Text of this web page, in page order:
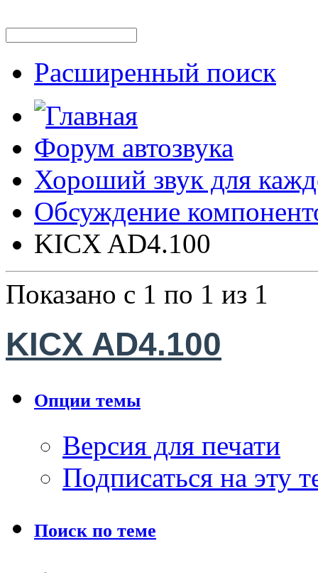
Расширенный поиск
Форум автозвука
Хороший звук для
Обсуждение
KICX AD4.100
Показано с 1 по 1 из 1
KICX AD4.100
Опции темы
Версия для печати
Подписаться на эту
Поиск по теме